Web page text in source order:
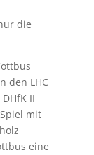
die
den LHC
II
mit
eine